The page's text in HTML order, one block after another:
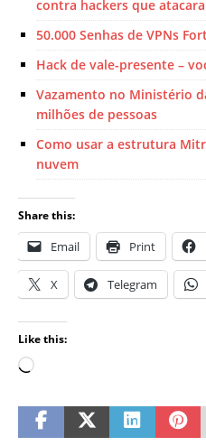
contra hackers que
50.000 Senhas de VPNs
Hack de vale-presente –
Vazamento no Ministério
milhões de pessoas
Como usar a estrutura
nuvem
Share this:
Email Print
X Telegram
Like this: